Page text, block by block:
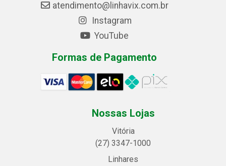
atendimento@linhavix.com.br
Instagram
YouTube
Formas de Pagamento
Nossas Lojas
Vitória
(27) 3347-1000
Linhares